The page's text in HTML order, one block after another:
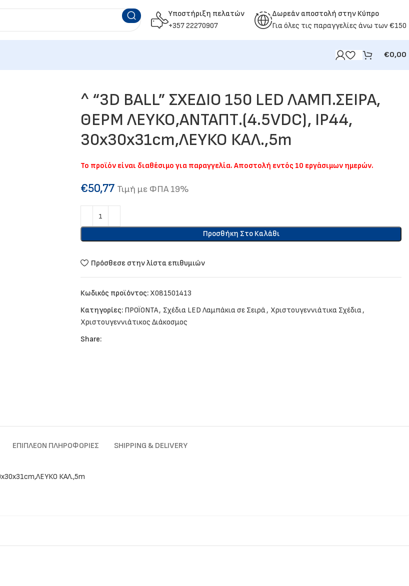
Υποστήριξη πελατών
+357 22270907
Δωρεάν αποστολή στην Κύπρο
Για όλες τις παραγγελίες άνω των €150
€0,00
^ “3D BALL” ΣΧΕΔΙΟ 150 LED ΛΑΜΠ.ΣΕΙΡΑ,
ΘΕΡΜ ΛΕΥΚΟ,ΑΝΤΑΠΤ.(4.5VDC), IP44,
30x30x31cm,ΛΕΥΚΟ ΚΑΛ.,5m
Το προϊόν είναι διαθέσιμο για παραγγελία. Αποστολή εντός 10 εργάσιμων ημερών.
€50,77 Τιμή με ΦΠΑ 19%
Προσθήκη Στο Καλάθι
Πρόσθεσε στην λίστα επιθυμιών
Κωδικός προϊόντος: X081501413
Κατηγορίες: ΠΡΟΪΟΝΤΑ, Σχέδια LED Λαμπάκια σε Σειρά, Χριστουγεννιάτικα Σχέδια,
Χριστουγεννιάτικος Διάκοσμος
Share:
ΕΠΙΠΛΈΟΝ ΠΛΗΡΟΦΟΡΊΕΣ SHIPPING & DELIVERY
ΚΑΛ.,5m